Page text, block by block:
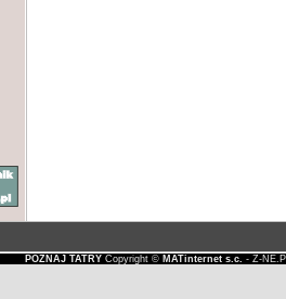
POZNAJ TATRYCopyright © MATinternet s.c. - Z-